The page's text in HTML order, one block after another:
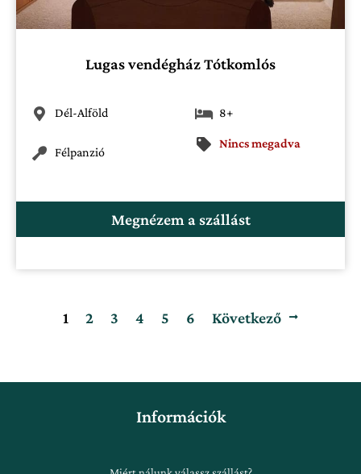
Lugas vendégház Tótkomlós
Dél-Alföld
Félpanzió
8+
Nincs megadva
Megnézem a szállást
1 2 3 4 5 6 Következő
Információk